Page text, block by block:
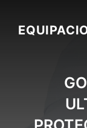
content